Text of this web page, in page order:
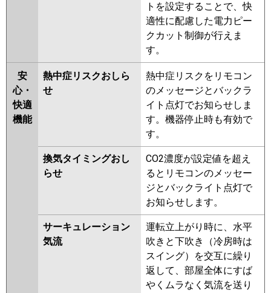
トを設定することで、快
適性に配慮した電力ピー
クカット制御が行えま
す。
安
心・
快適
機能
熱中症リスクおしら
せ
熱中症リスクをリモコン
のメッセージとバックラ
イト点灯でお知らせしま
す。機器停止時も有効で
す。
換気タイミングおし
らせ
CO2濃度が設定値を超え
るとリモコンのメッセー
ジとバックライト点灯で
お知らせします。
サーキュレーション
気流
運転立上がり時に、水平
吹きと下吹き（冷房時は
スイング）を交互に繰り
返して、部屋全体にすば
やくムラなく気流を送り